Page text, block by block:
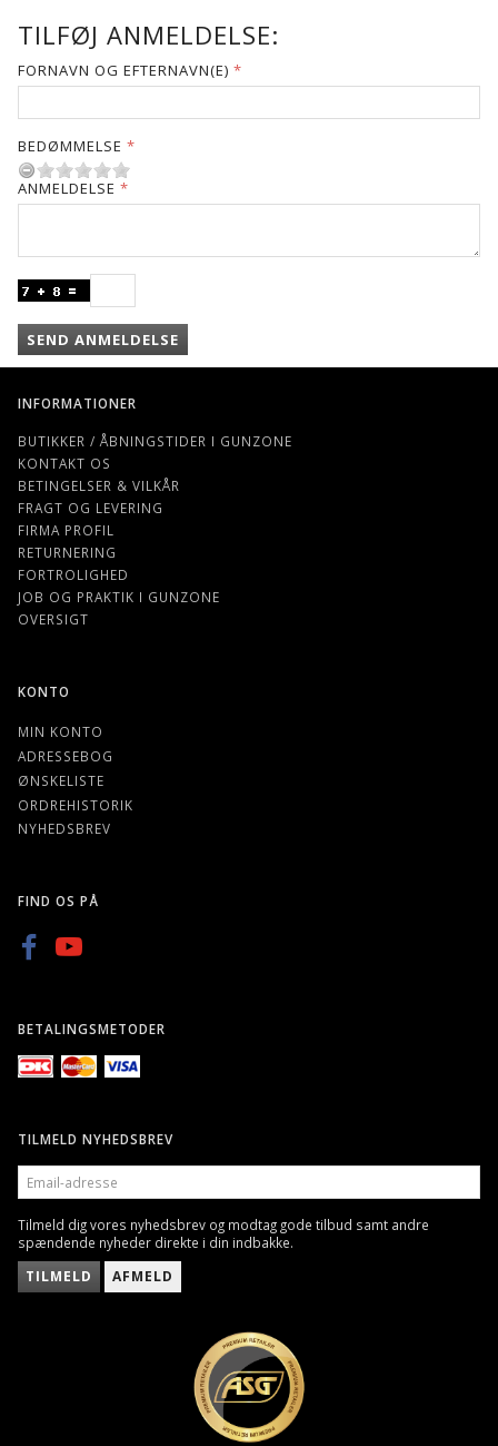
TILFØJ ANMELDELSE:
FORNAVN OG EFTERNAVN(E)
BEDØMMELSE
ANMELDELSE
SEND ANMELDELSE
INFORMATIONER
BUTIKKER / ÅBNINGSTIDER I GUNZONE
KONTAKT OS
BETINGELSER & VILKÅR
FRAGT OG LEVERING
FIRMA PROFIL
RETURNERING
FORTROLIGHED
JOB OG PRAKTIK I GUNZONE
OVERSIGT
KONTO
MIN KONTO
ADRESSEBOG
ØNSKELISTE
ORDREHISTORIK
NYHEDSBREV
FIND OS PÅ
BETALINGSMETODER
TILMELD NYHEDSBREV
EMAIL-
ADRESSE
Tilmeld dig vores nyhedsbrev og modtag gode tilbud samt andre
spændende nyheder direkte i din indbakke.
TILMELD AFMELD